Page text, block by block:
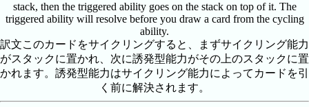
stack, then the triggered ability goes on the stack on top of it. The
triggered ability will resolve before you draw a card from the cycling
ability.
訳文このカードをサイクリングすると、まずサイクリング能力
がスタックに置かれ、次に誘発型能力がその上のスタックに置
かれます。誘発型能力はサイクリング能力によってカードを引
く前に解決されます。